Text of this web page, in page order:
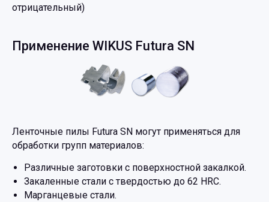
отрицательный)
Применение WIKUS Futura SN
Ленточные пилы Futura SN могут применяться для
обработки групп материалов:
Различные заготовки с поверхностной закалкой.
Закаленные стали с твердостью до 62 HRC.
Марганцевые стали.